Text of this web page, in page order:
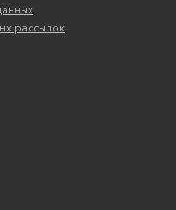
рассылок